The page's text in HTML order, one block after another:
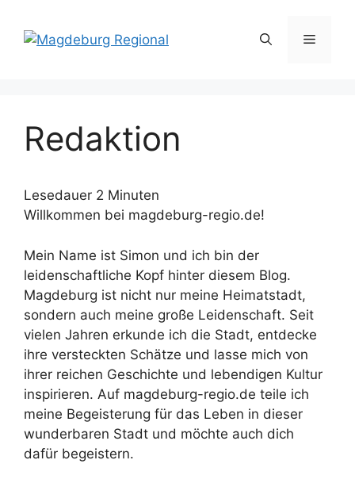
Inhalt
springen
Menü
Redaktion
Lesedauer 2 Minuten
Willkommen bei magdeburg-regio.de!
Mein Name ist Simon und ich bin der
leidenschaftliche Kopf hinter diesem Blog.
Magdeburg ist nicht nur meine Heimatstadt,
sondern auch meine große Leidenschaft. Seit
vielen Jahren erkunde ich die Stadt, entdecke
ihre versteckten Schätze und lasse mich von
ihrer reichen Geschichte und lebendigen Kultur
inspirieren. Auf magdeburg-regio.de teile ich
meine Begeisterung für das Leben in dieser
wunderbaren Stadt und möchte auch dich
dafür begeistern.